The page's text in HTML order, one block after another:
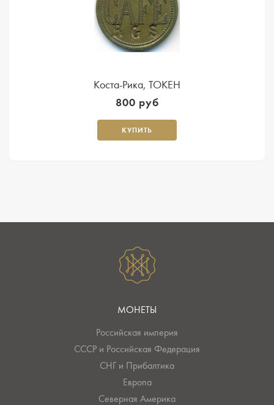
Коста-Рика, ТОКЕН
800 руб
КУПИТЬ
МОНЕТЫ
Российская империя
СССР и Российская Федерация
СНГ и Прибалтика
Европа
Северная Америка